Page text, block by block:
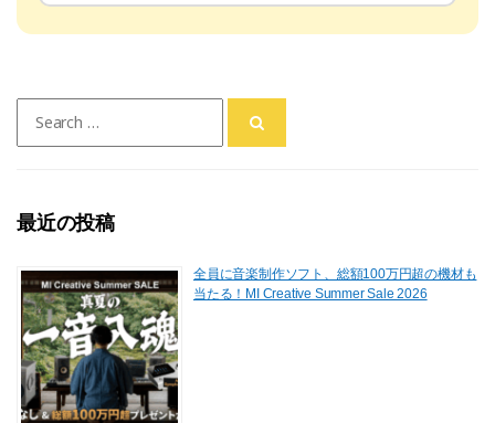
for:
最近の投稿
全員に音楽制作ソフト、総額100万円超の機材も
当たる！MI Creative Summer Sale 2026